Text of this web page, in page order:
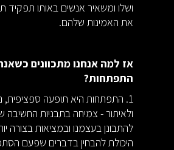
ושלו ומשאיר אנשים באותו תפקיד
את האמינות שלהם.
אז למה אנחנו מתכוונים
התפתחות?
1. התפתחות היא תופעה ספציפית,
ולאיתור - צמיחה בתבניות
להתבונן בעצמנו ובמציאות בצורה
היכולת להבחין בדברים שפעם